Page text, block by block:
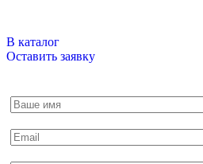
В каталог
Оставить заявку